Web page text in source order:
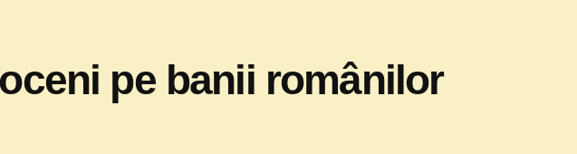
pe banii românilor